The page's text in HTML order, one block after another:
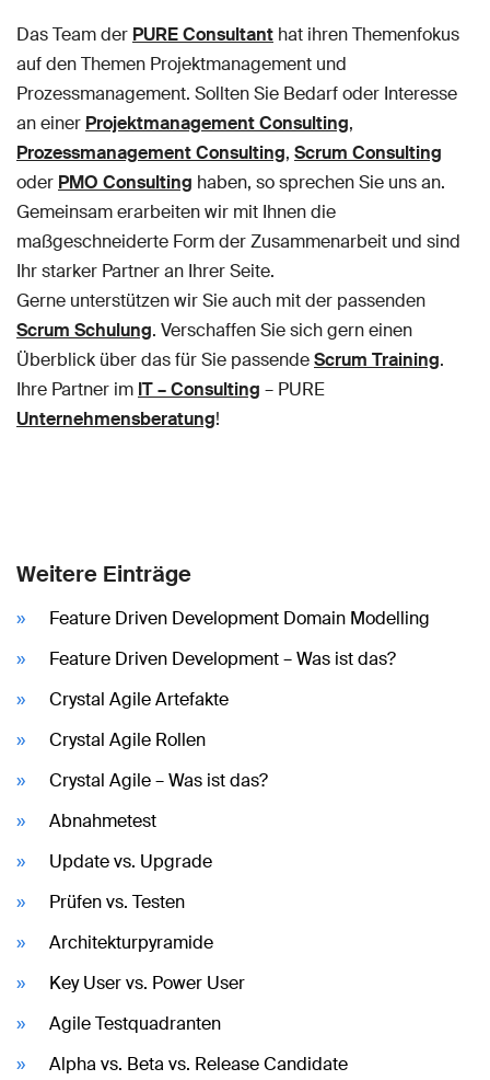
Das Team der PURE Consultant hat ihren Themenfokus
auf den Themen Projektmanagement und
Prozessmanagement. Sollten Sie Bedarf oder Interesse
an einer Projektmanagement Consulting,
Prozessmanagement Consulting, Scrum Consulting
oder PMO Consulting haben, so sprechen Sie uns an.
Gemeinsam erarbeiten wir mit Ihnen die
maßgeschneiderte Form der Zusammenarbeit und sind
Ihr starker Partner an Ihrer Seite.
Gerne unterstützen wir Sie auch mit der passenden
Scrum Schulung. Verschaffen Sie sich gern einen
Überblick über das für Sie passendeScrum Training.
Ihre Partner im IT – Consulting – PURE
Unternehmensberatung!
Weitere Einträge
Feature Driven Development Domain Modelling
Feature Driven Development – Was ist das?
Crystal Agile Artefakte
Crystal Agile Rollen
Crystal Agile – Was ist das?
Abnahmetest
Update vs. Upgrade
Prüfen vs. Testen
Architekturpyramide
Key User vs. Power User
Agile Testquadranten
Alpha vs. Beta vs. Release Candidate